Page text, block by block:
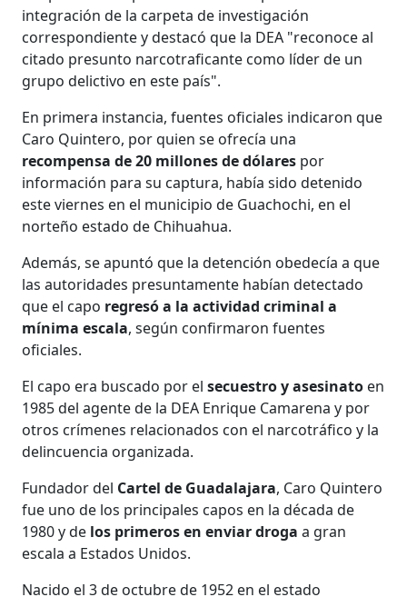
integración de la carpeta de investigación
correspondiente y destacó que la DEA "reconoce al
citado presunto narcotraficante como líder de un
grupo delictivo en este país".
En primera instancia, fuentes oficiales indicaron que
Caro Quintero, por quien se ofrecía una
recompensa de 20 millones de dólares por
información para su captura, había sido detenido
este viernes en el municipio de Guachochi, en el
norteño estado de Chihuahua.
Además, se apuntó que la detención obedecía a que
las autoridades presuntamente habían detectado
que el capo regresó a la actividad criminal a
mínima escala, según confirmaron fuentes
oficiales.
El capo era buscado por elsecuestro y asesinato en
1985 del agente de la DEA Enrique Camarena y por
otros crímenes relacionados con el narcotráfico y la
delincuencia organizada.
Fundador del Cartel de Guadalajara, Caro Quintero
fue uno de los principales capos en la década de
1980 y de los primeros en enviar drogaa gran
escala a Estados Unidos.
Nacido el 3 de octubre de 1952 en el estado